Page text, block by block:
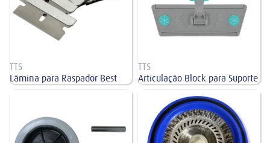
TTS
Lâmina para Raspador Best
TTS
Articulação Block para Suporte
Centrífuga para Mop Perfect